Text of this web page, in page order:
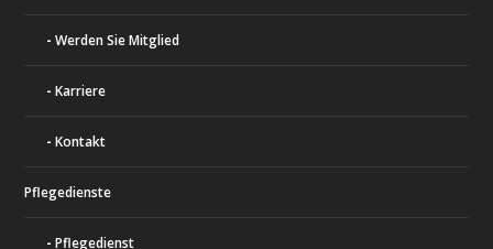
Werden Sie Mitglied
Karriere
Kontakt
Pflegedienste
Pflegedienst